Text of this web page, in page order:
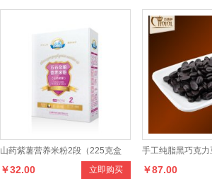
山药紫薯营养米粉2段（225克盒
装） 立即购买
￥32.00
手工纯脂黑巧克
克力袋装儿童休闲
￥87.00